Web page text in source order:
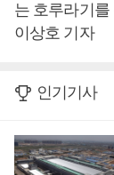
는 호루라기를
이상호 기자
인기기사